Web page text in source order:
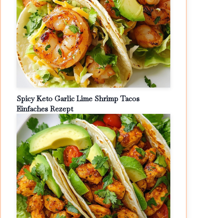
Spicy Keto Garlic Lime Shrimp Tacos
Einfaches Rezept